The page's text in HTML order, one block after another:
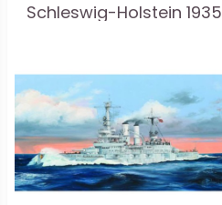
Schleswig-Holstein 1935